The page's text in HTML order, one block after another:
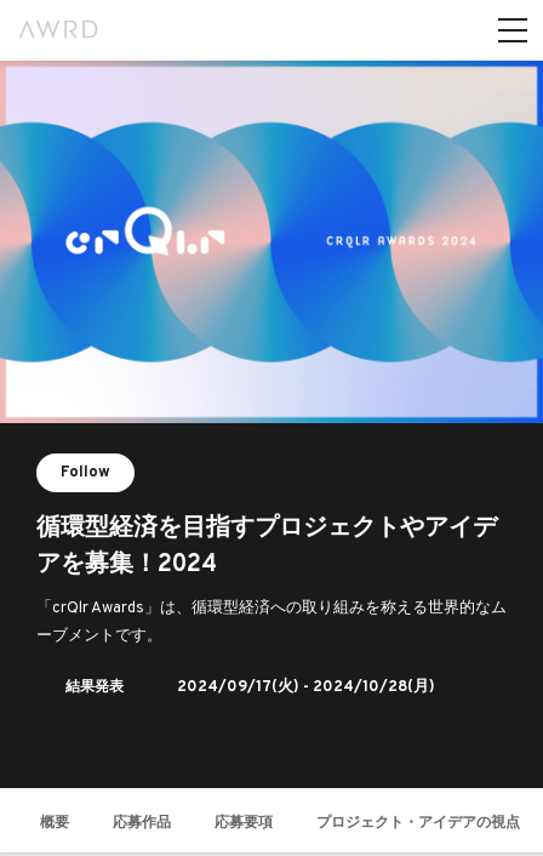
Follow
循環型経済を目指すプロジェクトやアイデ
アを募集！2024
「crQlr Awards」は、循環型経済への取り組みを称える世界的なム
ーブメントです。
結果発表 2024/09/17(火) - 2024/10/28(月)
概要 応募作品 応募要項 プロジェクト・アイデアの視点